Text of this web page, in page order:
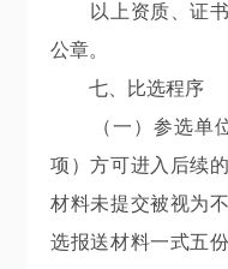
以上资质、证书
公章。
七、比选程序
（一）参选单位
项）方可进入后续
材料未提交被视为
选报送材料一式五